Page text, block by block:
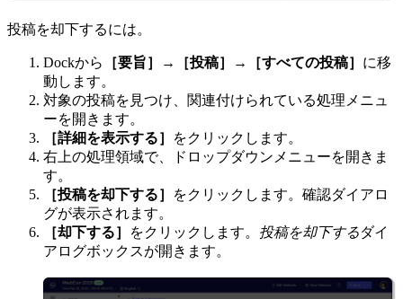
投稿を却下するには。
Dockから ［要旨］→［投稿］→［すべての投稿］ に移
動します。
対象の投稿を見つけ、関連付けられている処理メニュ
ーを開きます。
［詳細を表示する］
をクリックします。
右上の処理領域で、ドロップダウンメニューを開きま
す。
［投稿を却下する］
をクリックします。確認ダイアロ
グが表示されます。
［却下する］
をクリックします。 投稿を却下するダイ
アログボックスが開きます。